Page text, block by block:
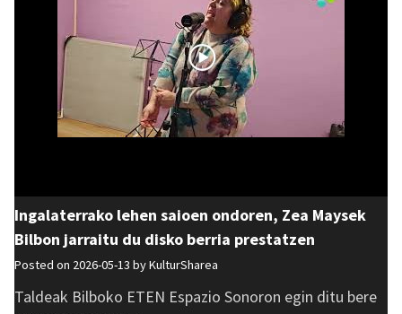
Ingalaterrako lehen saioen ondoren, Zea Maysek
Bilbon jarraitu du disko berria prestatzen
Posted on 2026-05-13 byKulturSharea
Taldeak Bilboko ETEN Espazio Sonoron egin ditu bere